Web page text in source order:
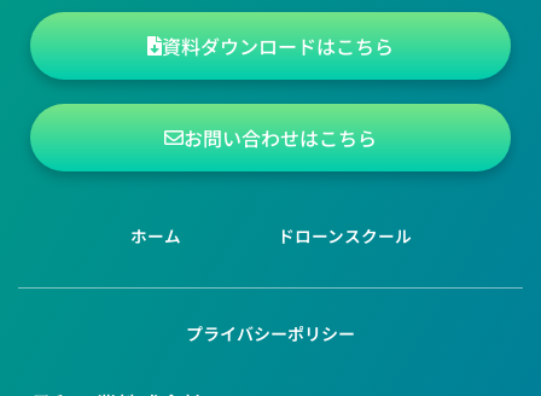
資料ダウンロードはこちら
お問い合わせはこちら
ホーム ドローンスクール
プライバシーポリシー